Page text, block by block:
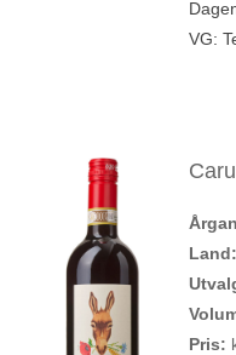
VG:
Land:
Pris: